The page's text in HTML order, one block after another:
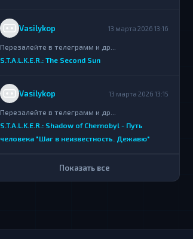
Vasilykop 13 марта 2026 13:16
Перезалейте в телеграмм и др...
S.T.A.L.K.E.R.: The Second Sun
Vasilykop 13 марта 2026 13:15
Перезалейте в телеграмм и др...
S.T.A.L.K.E.R.: Shadow of Chernobyl - Путь
человека "Шаг в неизвестность. Дежавю"
Показать все